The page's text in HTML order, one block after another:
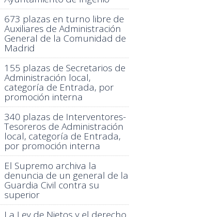
673 plazas en turno libre de
Auxiliares de Administración
General de la Comunidad de
Madrid
155 plazas de Secretarios de
Administración local,
categoría de Entrada, por
promoción interna
340 plazas de Interventores-
Tesoreros de Administración
local, categoría de Entrada,
por promoción interna
El Supremo archiva la
denuncia de un general de la
Guardia Civil contra su
superior